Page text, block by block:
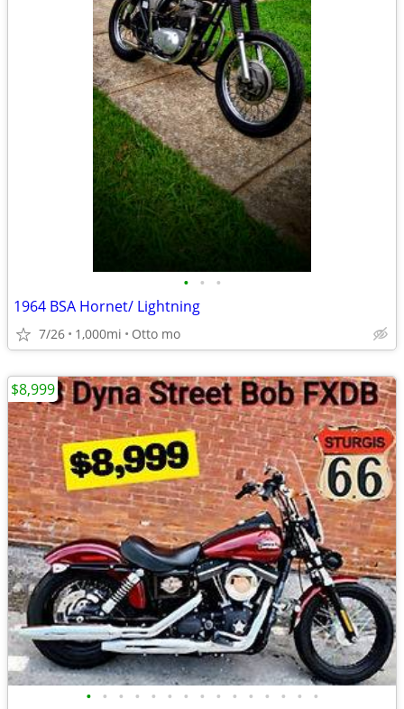
• • •
1964 BSA Hornet/ Lightning
7/26 1,000mi Otto mo
• • • • • • • • • • • • • • •
$8,999